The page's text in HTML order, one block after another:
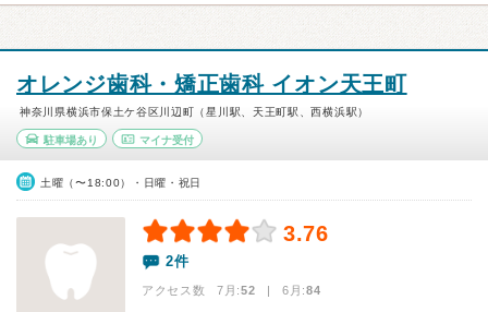
オレンジ歯科・矯正歯科 イオン天王町
神奈川県横浜市保土ケ谷区川辺町（星川駅、天王町駅、西横浜駅）
駐車場あり マイナ受付
土曜（〜18:00）・日曜・祝日
3.76
2件
アクセス数 7月:52 | 6月:84